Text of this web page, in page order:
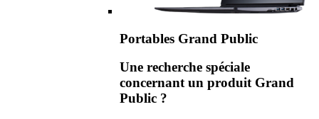
Portables Grand Public
Une recherche spéciale
concernant un produit Grand
Public ?